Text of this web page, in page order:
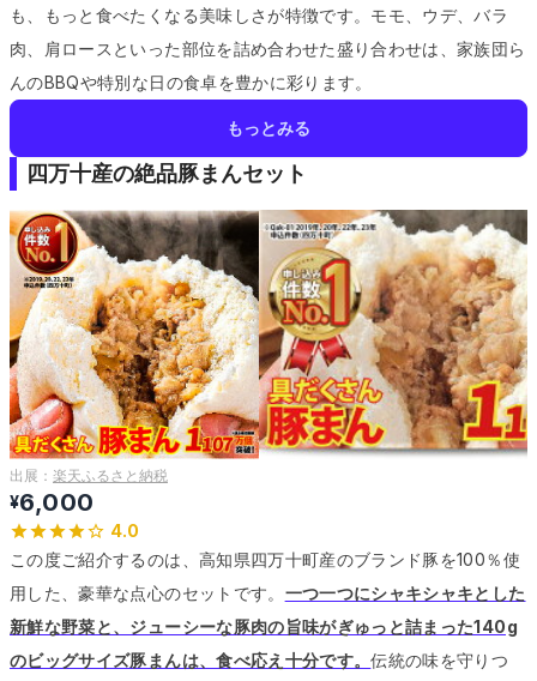
も、もっと食べたくなる美味しさが特徴です。 モモ、ウデ、バラ
肉、肩ロースといった部位を詰め合わせた盛り合わせは、家族団ら
んのBBQや特別な日の食卓を豊かに彩ります。
もっとみる
四万十産の絶品豚まんセット
出展： 楽天ふるさと納税
¥6,000
4.0
この度ご紹介するのは、高知県四万十町産のブランド豚を100％使
用した、豪華な点心のセットです。 一つ一つにシャキシャキとした
新鮮な野菜と、ジューシーな豚肉の旨味がぎゅっと詰まった140g
のビッグサイズ豚まんは、食べ応え十分です。伝統の味を守りつ